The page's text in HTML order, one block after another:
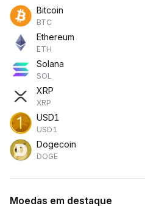
Bitcoin
BTC
Ethereum
ETH
Solana
SOL
XRP
XRP
USD1
USD1
Dogecoin
DOGE
Moedas em destaque